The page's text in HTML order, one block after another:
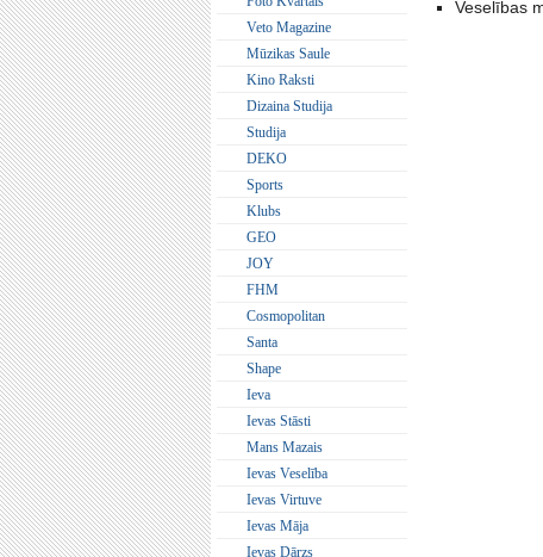
Veto Magazine
Mūzikas Saule
Kino Raksti
Dizaina Studija
Studija
DEKO
Sports
Klubs
GEO
JOY
FHM
Cosmopolitan
Santa
Shape
Ieva
Ievas Stāsti
Mans Mazais
Ievas Veselība
Ievas Virtuve
Ievas Māja
Ievas Dārzs
Veselības